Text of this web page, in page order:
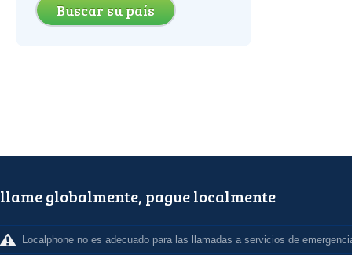
Buscar su país
llame globalmente, pague localmente
Localphone no es adecuado para las llamadas a servicios de